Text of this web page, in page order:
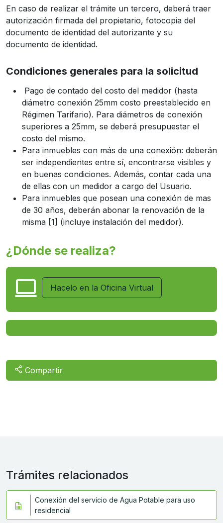
En caso de realizar el trámite un tercero, deberá traer
autorización firmada del propietario, fotocopia del
documento de identidad del autorizante y su
documento de identidad.
Condiciones generales para la solicitud
Pago de contado del costo del medidor (hasta
diámetro conexión 25mm costo preestablecido en
Régimen Tarifario). Para diámetros de conexión
superiores a 25mm, se deberá presupuestar el
costo del mismo.
Para inmuebles con más de una conexión: deberán
ser independientes entre sí, encontrarse visibles y
en buenas condiciones. Además, contar cada una
de ellas con un medidor a cargo del Usuario.
Para inmuebles que posean una conexión de mas
de 30 años, deberán abonar la renovación de la
misma [1] (incluye instalación del medidor).
¿Dónde se realiza?
Hacelo en la Oficina Virtual
Compartir
Trámites relacionados
Conexión del servicio de Agua Potable para uso
residencial